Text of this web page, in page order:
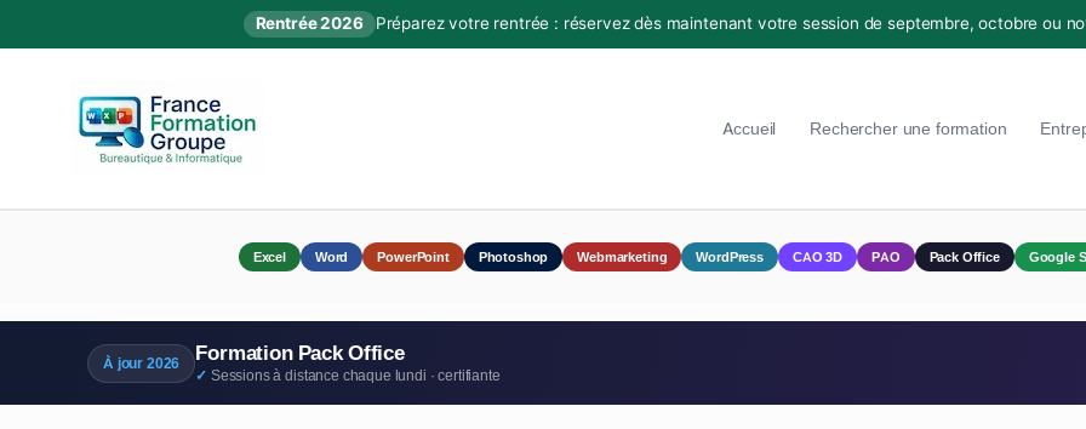
Rentrée 2026 Préparez votre rentrée : réservez dès maintenant votre session de septembre, octobre ou
Accueil Rechercher une formation
Excel Word PowerPoint Photoshop Webmarketing WordPress CAO 3D PAO Pack Office Google
À jour 2026 Formation Pack Office
Sessions à distance chaque lundi · certifiante